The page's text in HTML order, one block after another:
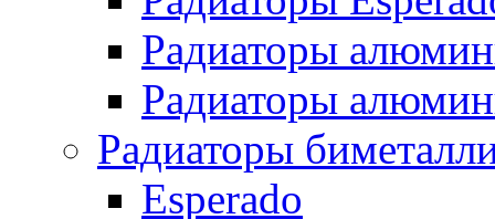
Радиаторы
Радиаторы
Радиаторы
Esperado